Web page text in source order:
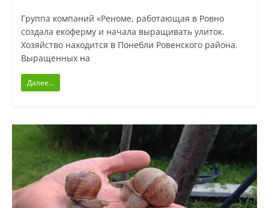
Группа компаний «Реноме, работающая в Ровно
создала екоферму и начала выращивать улиток.
Хозяйство находится в Понебли Ровенского района.
Выращенных на
Далее...